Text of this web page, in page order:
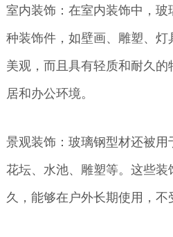
室内装饰：在室内装饰中，玻
种装饰件，如壁画、雕塑、灯
美观，而且具有轻质和耐久
居和办公环境。
景观装饰：玻璃钢型材还被用
花坛、水池、雕塑等。这些
久，能够在户外长期使用，不